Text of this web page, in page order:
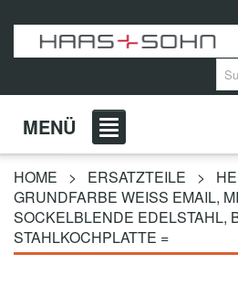
MENÜ
HOME > ERSATZTEILE >
GRUNDFARBE WEISS EMAIL,
OCKELBLENDE EDELSTAHL,
TAHLKOCHPLATTE =